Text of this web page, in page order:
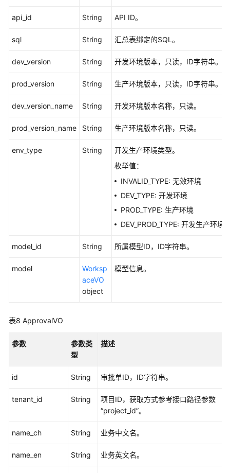
统
限
api_id String API ID。
sql String 汇总表绑定的SQL。
dev_version String 开发环境版本，只读，ID字符串。
prod_version String 生产环境版本，只读，ID字符串。
dev_version_name String 开发环境版本名称，只读。
prod_version_name String 生产环境版本名称，只读。
env_type String
开发生产环境类型。
枚举值：
INVALID_TYPE: 无效环境
DEV_TYPE: 开发环境
PROD_TYPE: 生产环境
DEV_PROD_TYPE: 开发生产环境
model_id String 所属模型ID，ID字符串。
model
Worksp
aceVO
object
模型信息。
表8 ApprovalVO
参数
参数类
型
描述
id String 审批单ID，ID字符串。
tenant_id String
项目ID，获取方式参考接口路径参数
“project_id”。
name_ch String 业务中文名。
name_en String 业务英文名。